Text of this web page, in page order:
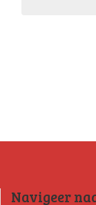
Navigeer